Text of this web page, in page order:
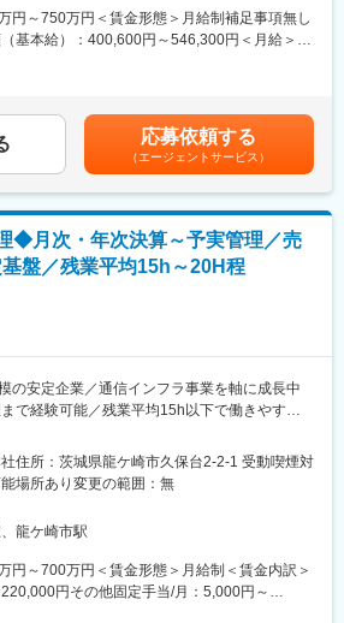
ックビジネスの売り上げのみで年間およそ
おり、安定した収益体制が確立しています。
定める業務
務経理業務 及び マネジメント等をご担当頂
券報告書等の開示書類（日英）の作成
理士との窓口
ャッシュマネジメント
務
予算策定、固定資産管理、税金対応など
名古屋本社に所在していますが、2024年6月
京に移転しました。より経営に近いところで、
経理体制を構築するため、2026年1月より東京
能を立ち上げることになり、そのスターティ
肝となるポジション】
営者の適切な経営判断に資する様、正しい数
続的成長を支える、当社にとって重要な立ち
場企業の経理財務面における上流から下流工
円～750万円＜賃金形態＞月給制補足事項無し
基本給）：400,600円～546,300円＜月給＞
。月給(月額)は固定手当を含めた表記です。
応募依頼する
（エージェントサービス）
◆月次・年次決算～予実管理／売
基盤／残業平均15h～20H程
の安定企業／通信インフラ事業を軸に成長中
で経験可能／残業平均15h以下で働きやすい
制強化。経理機能の強化を目的に、決算・予実
を募集します。
務
住所：茨城県龍ケ崎市久保台2-2-1 受動喫煙対
場所あり変更の範囲：無
龍ケ崎市駅
円～700万円＜賃金形態＞月給制＜賃金内訳＞
円その他固定手当/月：5,000円～